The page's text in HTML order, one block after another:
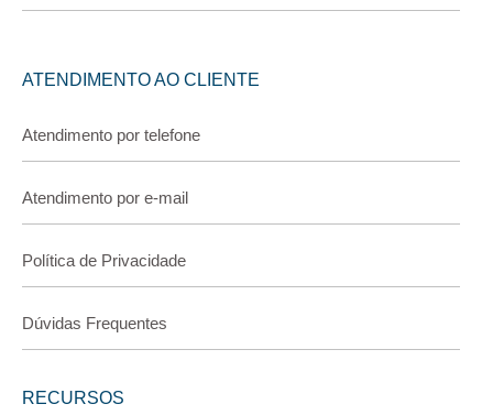
ATENDIMENTO AO CLIENTE
Atendimento por telefone
Atendimento por e-mail
Política de Privacidade
Dúvidas Frequentes
RECURSOS